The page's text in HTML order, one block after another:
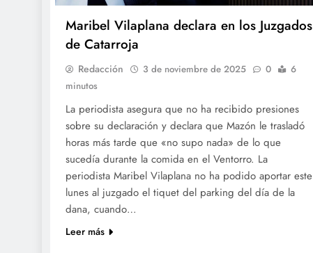
Maribel Vilaplana declara en los Juzgados
de Catarroja
Redacción 3 de noviembre de 2025 0
6
minutos
La periodista asegura que no ha recibido presiones
sobre su declaración y declara que Mazón le trasladó
horas más tarde que «no supo nada» de lo que
sucedía durante la comida en el Ventorro. La
periodista Maribel Vilaplana no ha podido aportar este
lunes al juzgado el tiquet del parking del día de la
dana, cuando…
Leer más